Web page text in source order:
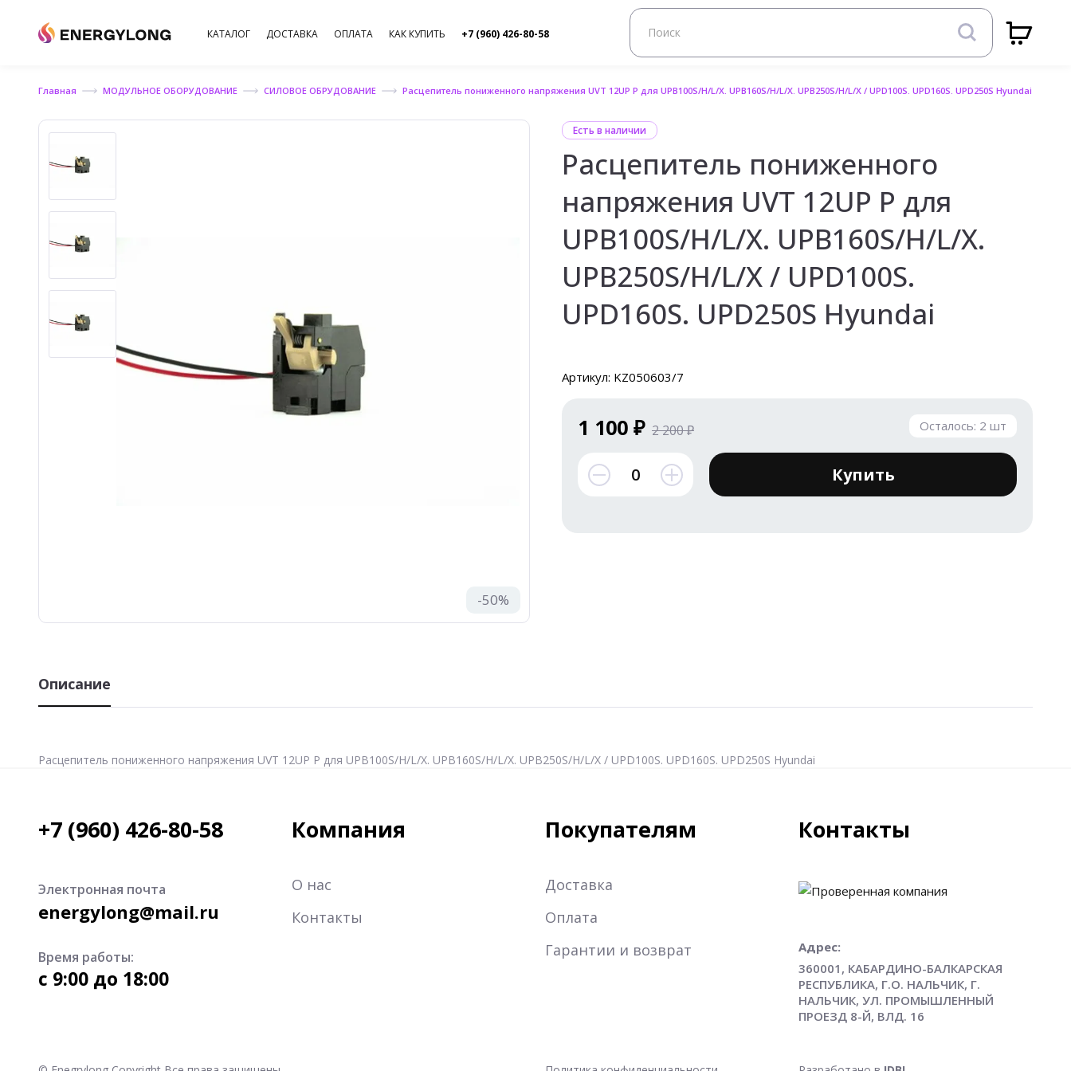
КАТАЛОГ ДОСТАВКА ОПЛАТА КАК КУПИТЬ +7 (960) 426-80-58
Главная МОДУЛЬНОЕ ОБОРУДОВАНИЕ СИЛОВОЕ ОБРУДОВАНИЕ Расцепитель пониженного напряжения UVT 12UP P для UPB100S/H/L/X. UPB160S/H/L/X. UPB250S/H/L/X / UPD100S. UPD160S. UPD250S Hyundai
-50%
Есть в наличии
Расцепитель пониженного
напряжения UVT 12UP P для
UPB100S/H/L/X. UPB160S/H/L/X.
UPB250S/H/L/X / UPD100S.
UPD160S. UPD250S Hyundai
Артикул: KZ050603/7
1 100 ₽ 2 200 ₽ Осталось: 2 шт
Купить
Описание
Расцепитель пониженного напряжения UVT 12UP P для UPB100S/H/L/X. UPB160S/H/L/X. UPB250S/H/L/X / UPD100S. UPD160S. UPD250S Hyundai
+7 (960) 426-80-58
Электронная почта
energylong@mail.ru
Время работы:
c 9:00 до 18:00
Компания
О нас
Контакты
Покупателям
Доставка
Оплата
Гарантии и возврат
Контакты
Адрес:
360001, КАБАРДИНО-БАЛКАРСКАЯ
РЕСПУБЛИКА, Г.О. НАЛЬЧИК, Г.
НАЛЬЧИК, УЛ. ПРОМЫШЛЕННЫЙ
ПРОЕЗД 8-Й, ВЛД. 16